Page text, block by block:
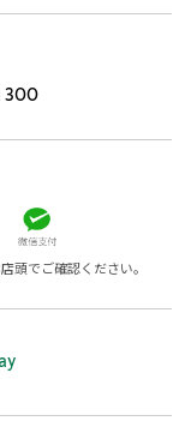
300
頭でご確認ください。